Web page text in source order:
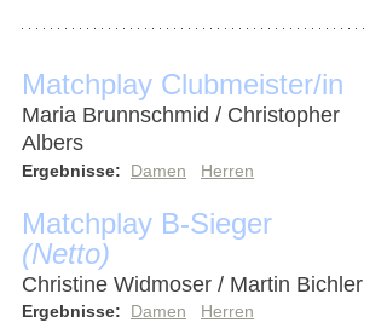
Matchplay Clubmeister/in
Maria Brunnschmid / Christopher
Albers
Ergebnisse: Damen Herren
Matchplay B-Sieger
(Netto)
Christine Widmoser / Martin Bichler
Ergebnisse: Damen Herren